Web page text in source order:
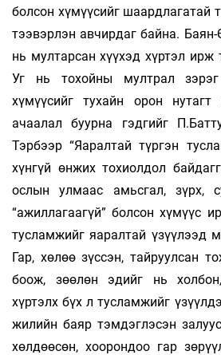
болсон хүмүүсийг шаардлагатай
тээвэрлэн авчирдаг байна.
нь мултарсан хүүхэд хүртэл ирж
Уг нь тохойны мултрал зэрэг
хүмүүсийг тухайн орон
ачаалал буурна гэдгийг
Тэрбээр “Яаралтай түргэн
хүнгүй өнжих тохиолдол
ослын улмаас амьсгал, зүрх,
“ажиллагаагүй” болсон хүмүүс
тусламжийг яаралтай үзүүлээд
Гар, хөлөө зүссэн, тайруулсан
боож, зөөлөн эдийг нь
хүртэлх бүх л тусламжийг
жилийн баяр тэмдэглэсэн
хөлдөөсөн, хоорондоо гар